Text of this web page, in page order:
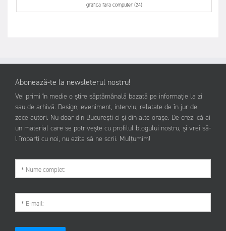
grafica fara computer (24)
Abonează-te la newsleterul nostru!
Vei primi în medie o știre săptămânală bazată pe informație la zi
sau de arhivă. Design, eveniment, interviu, relatate de în jur de
zece autori. Nu doar din București ci și din alte orașe. De crezi că ai
un material care se potrivește cu profilul blogului nostru, și vrei să-
l împarți cu noi, nu ezita să ne scrii. Mulțumim!